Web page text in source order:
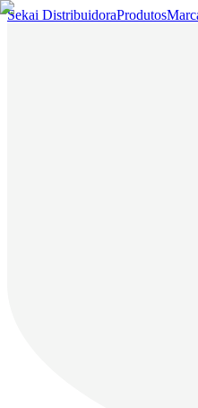
Sekai DistribuidoraProdutos